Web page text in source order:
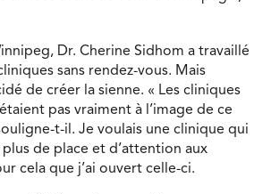
Dr. Cherine Sidhom a travaillé
sans rendez-vous. Mais
de créer la sienne. « Les cliniques
pas vraiment à l’image de ce
t-il. Je voulais une clinique qui
de place et d’attention aux
cela que j’ai ouvert celle-ci.